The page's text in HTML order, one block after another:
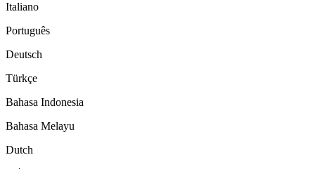
Italiano
Português
Deutsch
Türkçe
Bahasa Indonesia
Bahasa Melayu
Dutch